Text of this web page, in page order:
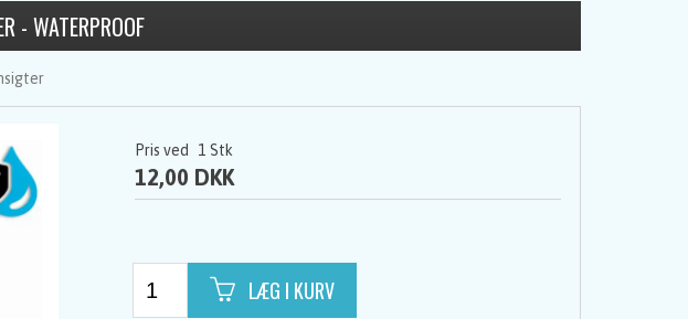
- WATERPROOF
Pris ved 1 Stk
12,00 DKK